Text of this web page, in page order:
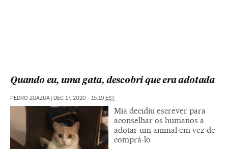
Quando eu, uma gata, descobri que era adotada
PEDRO ZUAZUA | DEC 17, 2020 - 15:19 EST
Mia decidiu escrever para
aconselhar os humanos a
adotar um animal em vez de
comprá-lo